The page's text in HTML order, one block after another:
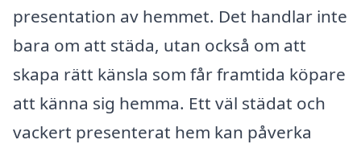
presentation av hemmet. Det handlar inte
bara om att städa, utan också om att
skapa rätt känsla som får framtida köpare
att känna sig hemma. Ett väl städat och
vackert presenterat hem kan påverka